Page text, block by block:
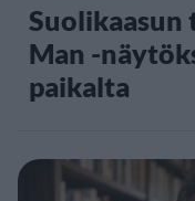
Suolikaasun
Man -
paikalta